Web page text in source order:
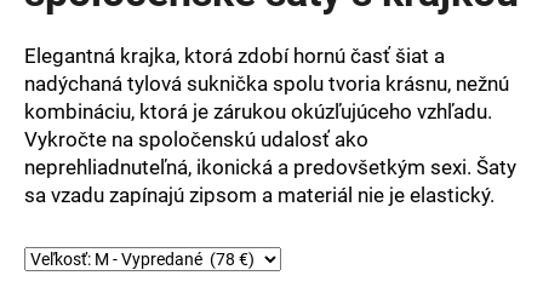
hviezdičiek.
Elegantná krajka, ktorá zdobí hornú časť šiat a
nadýchaná tylová suknička spolu tvoria krásnu, nežnú
kombináciu, ktorá je zárukou okúzľujúceho vzhľadu.
Vykročte na spoločenskú udalosť ako
neprehliadnuteľná, ikonická a predovšetkým sexi. Šaty
sa vzadu zapínajú zipsom a materiál nie je elastický.